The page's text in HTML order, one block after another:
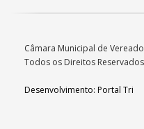
Câmara Municipal de
Todos os Direitos Reservados
Desenvolvimento: Portal Tri